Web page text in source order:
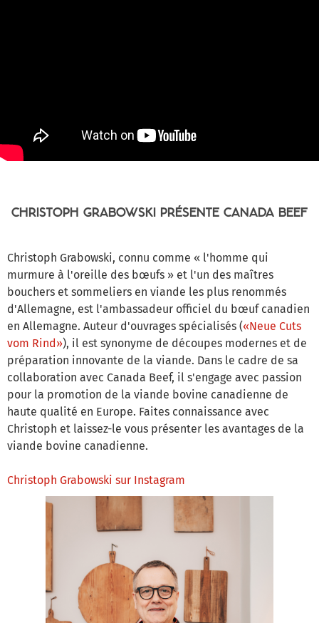
CHRISTOPH GRABOWSKI PRÉSENTE CANADA BEEF
Christoph Grabowski, connu comme « l'homme qui
murmure à l'oreille des bœufs » et l'un des maîtres
bouchers et sommeliers en viande les plus renommés
d'Allemagne, est l'ambassadeur officiel du bœuf canadien
en Allemagne. Auteur d'ouvrages spécialisés («Neue Cuts
vom Rind»), il est synonyme de découpes modernes et de
préparation innovante de la viande. Dans le cadre de sa
collaboration avec Canada Beef, il s'engage avec passion
pour la promotion de la viande bovine canadienne de
haute qualité en Europe. Faites connaissance avec
Christoph et laissez-le vous présenter les avantages de la
viande bovine canadienne.
Christoph Grabowski sur Instagram